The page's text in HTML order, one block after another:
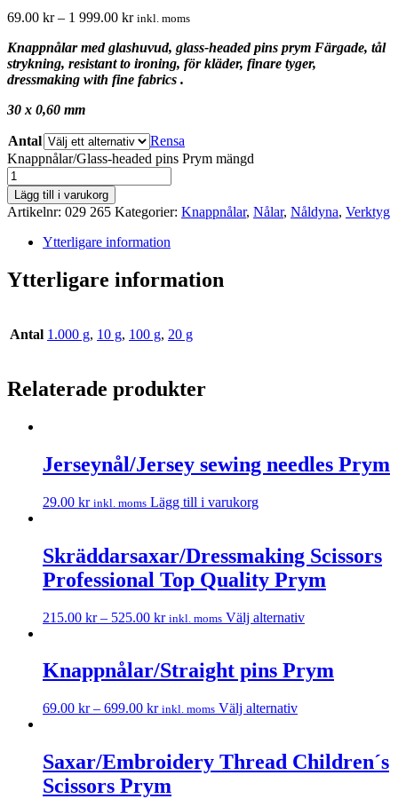
69.00 kr– 1 999.00 kr inkl. moms
Knappnålar med glashuvud, glass-headed pins prym Färgade, tål
strykning, resistant to ironing, för kläder, finare tyger,
dressmaking with fine fabrics .
30 x 0,60 mm
Antal
Rensa
Knappnålar/Glass-headed pins Prym mängd
Lägg till i varukorg
Artikelnr: 029 265 Kategorier: Knappnålar, Nålar, Nåldyna, Verktyg
Ytterligare information
Ytterligare information
Antal 1.000 g, 10 g, 100 g, 20 g
Relaterade produkter
Jerseynål/Jersey sewing needles Prym
29.00 kr inkl. moms Lägg till i varukorg
Skräddarsaxar/Dressmaking Scissors
Professional Top Quality Prym
215.00 kr– 525.00 kr inkl. moms Välj alternativ
Knappnålar/Straight pins Prym
69.00 kr– 699.00 kr inkl. moms Välj alternativ
Saxar/Embroidery Thread Children´s
Scissors Prym